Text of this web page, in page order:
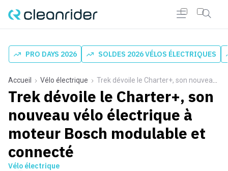
PRO DAYS 2026 SOLDES 2026 VÉLOS ÉLECTRIQUES
Accueil Vélo électrique Trek dévoile le Charter+, son nouveau vélo électrique à moteur Bosch modulable et connecté
Trek dévoile le Charter+, son
nouveau vélo électrique à
moteur Bosch modulable et
connecté
Vélo électrique